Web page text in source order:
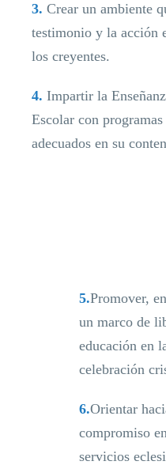
3. Crear un ambiente
testimonio y la acción
los creyentes.
4. Impartir la
Escolar con
adecuados en su
5.Promover,
un marco de
educación en
celebración
6.Orientar
compromiso
servicios